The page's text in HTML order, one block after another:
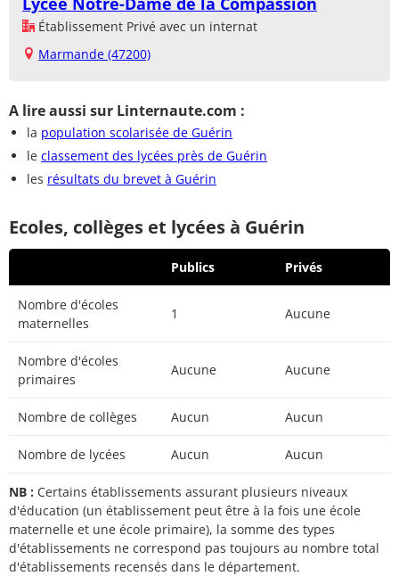
Établissement Privé avec un internat
Marmande (47200)
A lire aussi sur Linternaute.com :
la population scolarisée de Guérin
le classement des lycées près de Guérin
les résultats du brevet à Guérin
Ecoles, collèges et lycées à Guérin
Publics Privés
Nombre d'écoles
maternelles
1 Aucune
Nombre d'écoles
primaires
Aucune Aucune
Nombre de collèges Aucun Aucun
Nombre de lycées Aucun Aucun
NB : Certains établissements assurant plusieurs niveaux
d'éducation (un établissement peut être à la fois une école
maternelle et une école primaire), la somme des types
d'établissements ne correspond pas toujours au nombre total
d'établissements recensés dans le département.